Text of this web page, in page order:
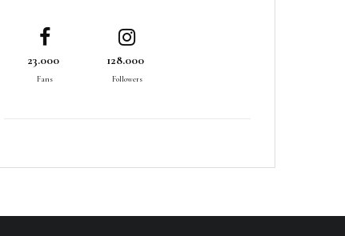
23.000
Fans
128.000
Followers